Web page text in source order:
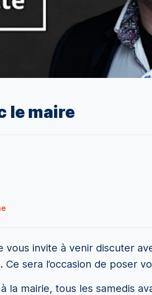
le maire
vous invite à venir discuter
sera l’occasion de poser
la mairie, tous les samedis